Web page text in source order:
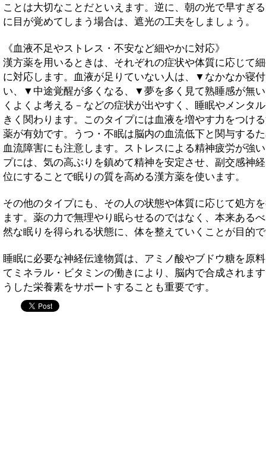
ことは大切なことだといえます。逆に、朝の光で早すぎ
に目が覚めてしまう場合は、遮光の工夫をしましょう。
《血液不足やストレス・不安など細やかに対応》
漢方薬を用いるときは、それぞれの症状や体質に応じて
に対応します。血液が足りていない人は、▼なかなか寝
い、▼中途覚醒が多くなる、▼夢を多く見て熟睡感が無
くよくよ考える－などの症状が出やすく、睡眠やメンタ
きく関わります。このタイプには血液を増やす力をつけ
薬が有効です。うつ・不眠は脳内の血流低下と関与する
血流障害にも注意します。ストレスによる精神疲労が強
プには、気の高ぶりを鎮めて精神を安定させ、副交感神
位にすることで眠りの質を高める漢方薬を使います。
その他のタイプにも、その人の状態や体質に応じて処方
ます。薬の力で無理やり眠らせるのではなく、本来ある
然な眠りを得られる状態に、体を整えていくことが目的
睡眠に必要な神経伝達物質は、アミノ酸やブドウ糖を原
てミネラル・ビタミンの働きにより、脳内で合成されま
うした栄養素をサポートすることも重要です。